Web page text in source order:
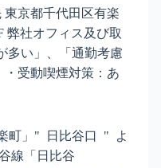
京都千代田区有楽
弊社オフィス及び取
多い」、「通勤考慮
・受動喫煙対策：あ
町」" 日比谷口 " よ
線「日比谷